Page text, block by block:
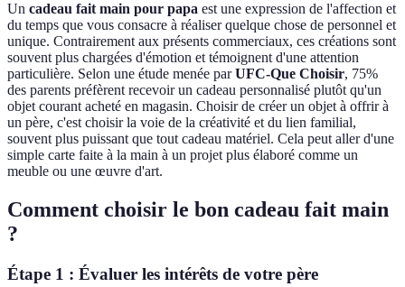
Un cadeau fait main pour papa est une expression de l'affection et
du temps que vous consacre à réaliser quelque chose de personnel et
unique. Contrairement aux présents commerciaux, ces créations sont
souvent plus chargées d'émotion et témoignent d'une attention
particulière. Selon une étude menée parUFC-Que Choisir, 75%
des parents préfèrent recevoir un cadeau personnalisé plutôt qu'un
objet courant acheté en magasin. Choisir de créer un objet à offrir à
un père, c'est choisir la voie de la créativité et du lien familial,
souvent plus puissant que tout cadeau matériel. Cela peut aller d'une
simple carte faite à la main à un projet plus élaboré comme un
meuble ou une œuvre d'art.
Comment choisir le bon cadeau fait main
?
Étape 1 : Évaluer les intérêts de votre père